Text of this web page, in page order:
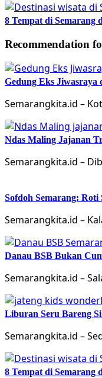
8 Tempat di Semarang
Recommendation
Gedung Eks
Semarangkita.id –
Ndas Maling Jajanan
Semarangkita.id –
Sofdoh Semarang:
Semarangkita.id –
Danau BSB Bukan
Semarangkita.id –
Liburan Seru Bareng
Semarangkita.id –
8 Tempat di Semarang